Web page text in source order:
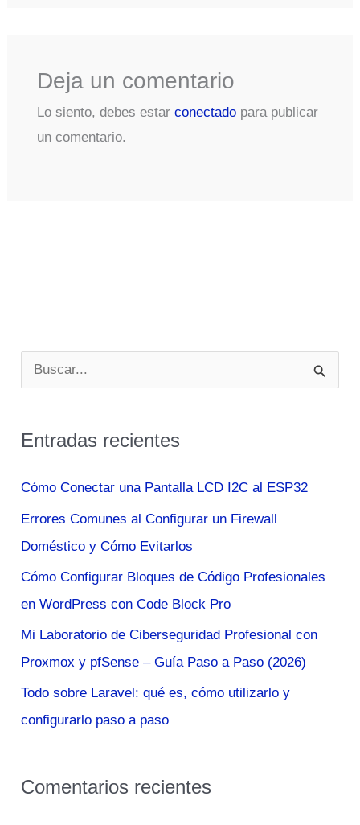
Deja un comentario
Lo siento, debes estar conectadopara publicar
un comentario.
u
c
p
o
r
:
Entradas recientes
Cómo Conectar una Pantalla LCD I2C al ESP32
Errores Comunes al Configurar un Firewall
Doméstico y Cómo Evitarlos
Cómo Configurar Bloques de Código Profesionales
en WordPress con Code Block Pro
Mi Laboratorio de Ciberseguridad Profesional con
Proxmox y pfSense – Guía Paso a Paso (2026)
Todo sobre Laravel: qué es, cómo utilizarlo y
configurarlo paso a paso
Comentarios recientes